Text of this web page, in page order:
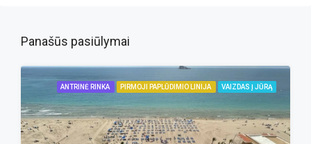
Panašūs pasiūlymai
ANTRINĖ RINKA PIRMOJI PAPLŪDIMIO LINIJA VAIZDAS Į JŪRĄ